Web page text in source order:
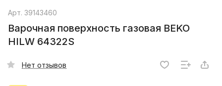
Арт. 39143460
Варочная поверхность газовая BEKO
HILW 64322S
Нет отзывов